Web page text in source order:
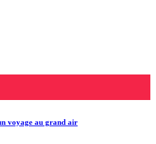
voyage au grand air